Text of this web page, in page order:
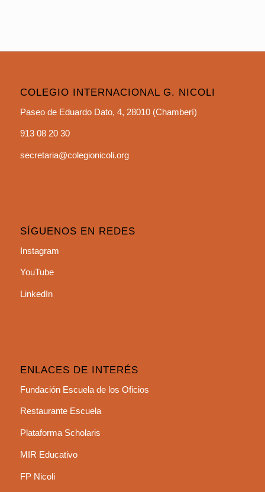
COLEGIO INTERNACIONAL G. NICOLI
Paseo de Eduardo Dato, 4, 28010 (Chamberí)
913 08 20 30
secretaria@colegionicoli.org
SÍGUENOS EN REDES
Instagram
YouTube
LinkedIn
ENLACES DE INTERÉS
Fundación Escuela de los Oficios
Restaurante Escuela
Plataforma Scholaris
MIR Educativo
FP Nicoli